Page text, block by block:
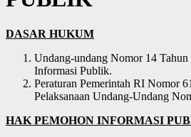
DASAR HUKUM
Undang-undang Nomor 14
Informasi Publik.
Peraturan Pemerintah RI Nomor
Pelaksanaan Undang-Undang
HAK PEMOHON INFORMASI